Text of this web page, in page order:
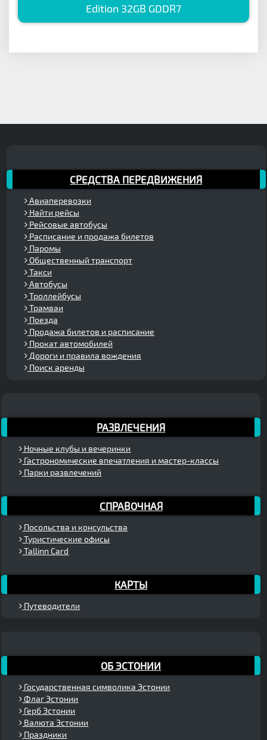
Edition 32GB GDDR7
СРЕДСТВА ПЕРЕДВИЖЕНИЯ
Авиаперевозки
Найти рейсы
Рейсовые автобусы
Расписание и продажа билетов
Паромы
Общественный транспорт
Такси
Автобусы
Троллейбусы
Трамваи
Поезда
Продажа билетов и расписание
Прокат автомобилей
Дороги и правила вождения
Поиск аренды
РАЗВЛЕЧЕНИЯ
Ночные клубы и вечеринки
Гастрономические впечатления и мастер-классы
Парки развлечений
СПРАВОЧНАЯ
Посольства и консульства
Туристические офисы
Tallinn Card
КАРТЫ
Путеводители
ОБ ЭСТОНИИ
Государственная символика Эстонии
Флаг Эстонии
Герб Эстонии
Валюта Эстонии
Праздники